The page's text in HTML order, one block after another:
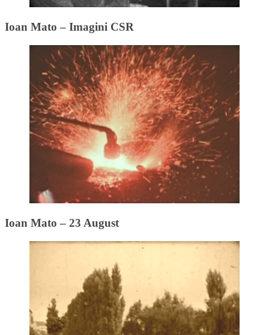
Ioan Mato – Imagini CSR
Ioan Mato – 23 August